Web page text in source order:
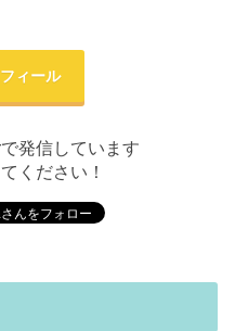
ィール
発信しています
ください！